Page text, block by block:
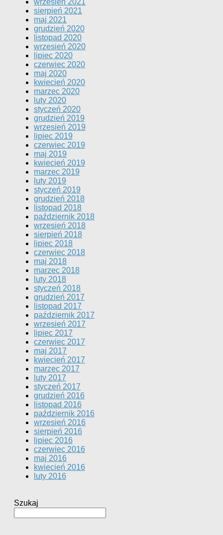
sierpień 2021
maj 2021
grudzień 2020
listopad 2020
wrzesień 2020
lipiec 2020
czerwiec 2020
maj 2020
kwiecień 2020
marzec 2020
luty 2020
styczeń 2020
grudzień 2019
wrzesień 2019
lipiec 2019
czerwiec 2019
maj 2019
kwiecień 2019
marzec 2019
luty 2019
styczeń 2019
grudzień 2018
listopad 2018
październik 2018
wrzesień 2018
sierpień 2018
lipiec 2018
czerwiec 2018
maj 2018
marzec 2018
luty 2018
styczeń 2018
grudzień 2017
listopad 2017
październik 2017
wrzesień 2017
lipiec 2017
czerwiec 2017
maj 2017
kwiecień 2017
marzec 2017
luty 2017
styczeń 2017
grudzień 2016
listopad 2016
październik 2016
wrzesień 2016
sierpień 2016
lipiec 2016
czerwiec 2016
maj 2016
kwiecień 2016
luty 2016
Szukaj